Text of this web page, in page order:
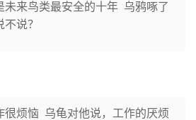
未来鸟类最安全的十年 乌鸦啄了
说？
很烦恼 乌龟对他说，工作的厌烦